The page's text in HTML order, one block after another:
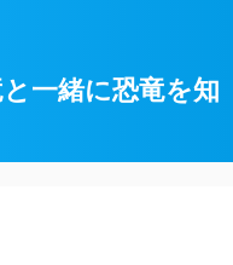
一緒に恐竜を知